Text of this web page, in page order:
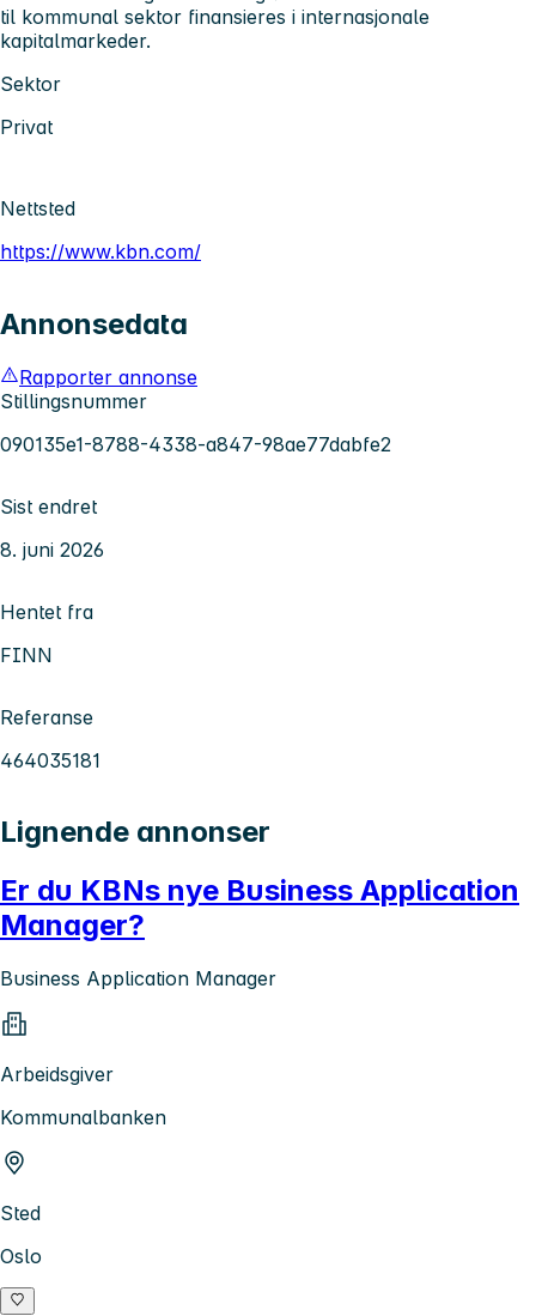
til kommunal sektor finansieres i internasjonale
kapitalmarkeder.
Sektor
Privat
Nettsted
https://www.kbn.com/
Annonsedata
Rapporter annonse
Stillingsnummer
090135e1-8788-4338-a847-98ae77dabfe2
Sist endret
8. juni 2026
Hentet fra
FINN
Referanse
464035181
Lignende annonser
Er du KBNs nye Business Application
Manager?
Business Application Manager
Arbeidsgiver
Kommunalbanken
Sted
Oslo